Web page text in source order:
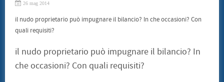
26 mag 2014
il nudo proprietario può impugnare il bilancio? In che occasioni? Con
quali requisiti?
il nudo proprietario può impugnare il bilancio? In
che occasioni? Con quali requisiti?